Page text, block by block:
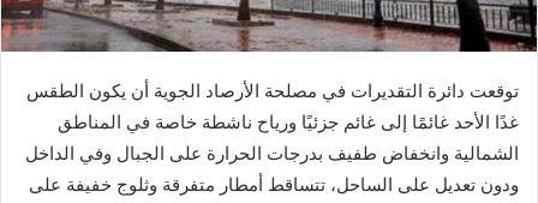
توقعت دائرة التقديرات في مصلحة الأرصاد الجوية أن يكون الطقس
غدًا الأحد غائمًا إلى غائم جزئيًا ورياح ناشطة خاصة في المناطق
الشمالية وانخفاض طفيف بدرجات الحرارة على الجبال وفي الداخل
ودون تعديل على الساحل، تتساقط أمطار متفرقة وثلوج خفيفة على